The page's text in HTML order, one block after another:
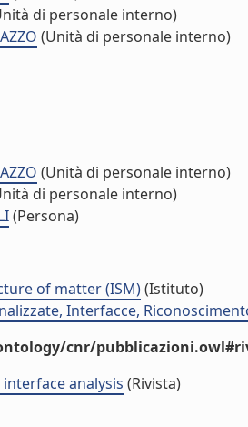
di personale interno)
(Unità di personale interno)
(Unità di personale interno)
di personale interno)
(Persona)
of matter (ISM)(Istituto)
Interfacce,
cnr/
interface analysis (Rivista)